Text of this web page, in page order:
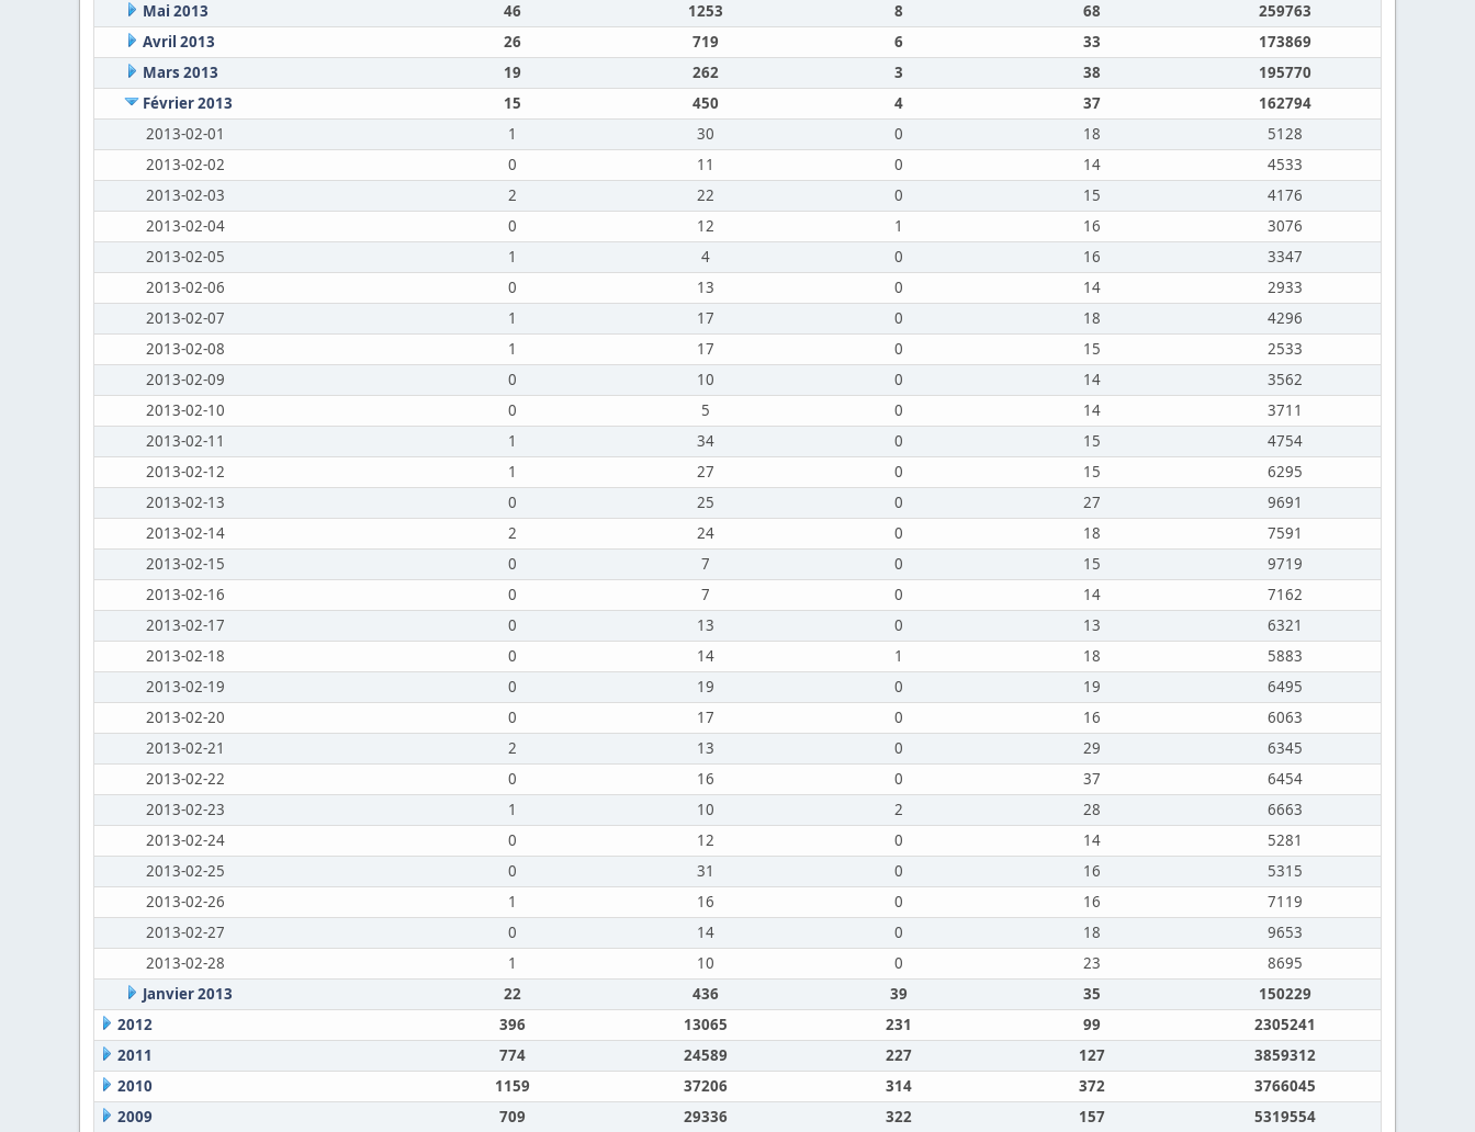
Mai 2013
46 1253 8 68
259763
Avril 2013
26 719 6 33
173869
Mars 2013
19 262 3 38
195770
Février 2013
15 450 4 37
162794
2013-02-01
1 30 0 18
5128
2013-02-02
0 11 0 14
4533
2013-02-03
2 22 0 15
4176
2013-02-04
0 12 1 16
3076
2013-02-05
1 4 0 16
3347
2013-02-06
0 13 0 14
2933
2013-02-07
1 17 0 18
4296
2013-02-08
1 17 0 15
2533
2013-02-09
0 10 0 14
3562
2013-02-10
0 5 0 14
3711
2013-02-11
1 34 0 15
4754
2013-02-12
1 27 0 15
6295
2013-02-13
0 25 0 27
9691
2013-02-14
2 24 0 18
7591
2013-02-15
0 7 0 15
9719
2013-02-16
0 7 0 14
7162
2013-02-17
0 13 0 13
6321
2013-02-18
0 14 1 18
5883
2013-02-19
0 19 0 19
6495
2013-02-20
0 17 0 16
6063
2013-02-21
2 13 0 29
6345
2013-02-22
0 16 0 37
6454
2013-02-23
1 10 2 28
6663
2013-02-24
0 12 0 14
5281
2013-02-25
0 31 0 16
5315
2013-02-26
1 16 0 16
7119
2013-02-27
0 14 0 18
9653
2013-02-28
1 10 0 23
8695
Janvier 2013
22 436 39 35
150229
2012
396 13065 231 99
2305241
2011
774 24589 227 127
3859312
2010
1159 37206 314 372
3766045
2009
709 29336 322 157 5319554